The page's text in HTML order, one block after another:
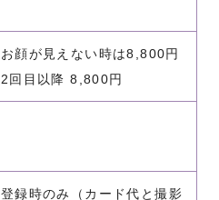
お顔が見えない時は8,800円
2回目以降 8,800円
登録時のみ（カード代と撮影